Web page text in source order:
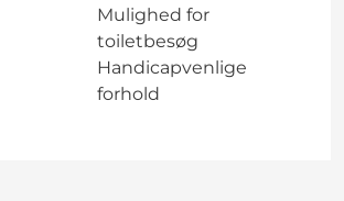
Mulighed for
toiletbesøg
Handicapvenlige
forhold